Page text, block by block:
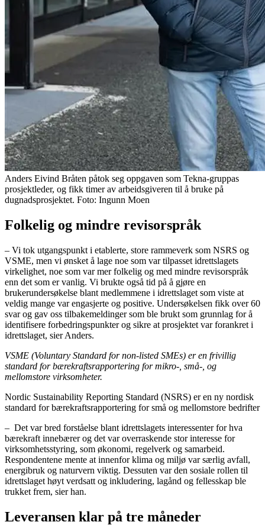
Anders Eivind Bråten påtok seg oppgaven som Tekna-gruppas
prosjektleder, og fikk timer av arbeidsgiveren til å bruke på
dugnadsprosjektet. Foto: Ingunn Moen
Folkelig og mindre revisorspråk
– Vi tok utgangspunkt i etablerte, store rammeverk som NSRS og
VSME, men vi ønsket å lage noe som var tilpasset idrettslagets
virkelighet, noe som var mer folkelig og med mindre revisorspråk
enn det som er vanlig. Vi brukte også tid på å gjøre en
brukerundersøkelse blant medlemmene i idrettslaget som viste at
veldig mange var engasjerte og positive. Undersøkelsen fikk over 60
svar og gav oss tilbakemeldinger som ble brukt som grunnlag for å
identifisere forbedringspunkter og sikre at prosjektet var forankret i
idrettslaget, sier Anders.
VSME (Voluntary Standard for non-listed SMEs) er en frivillig
standard for bærekraftsrapportering for mikro-, små-, og
mellomstore virksomheter.
Nordic Sustainability Reporting Standard (NSRS) er en ny nordisk
standard for bærekraftsrapportering for små og mellomstore bedrifter
– Det var bred forståelse blant idrettslagets interessenter for hva
bærekraft innebærer og det var overraskende stor interesse for
virksomhetsstyring, som økonomi, regelverk og samarbeid.
Respondentene mente at innenfor klima og miljø var særlig avfall,
energibruk og naturvern viktig. Dessuten var den sosiale rollen til
idrettslaget høyt verdsatt og inkludering, lagånd og fellesskap ble
trukket frem, sier han.
Leveransen klar på tre måneder